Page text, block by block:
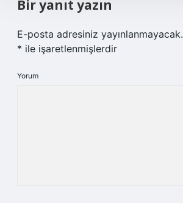
Bir yanıt yazın
E-posta adresiniz yayınlanmayacak.
* ile işaretlenmişlerdir
Yorum